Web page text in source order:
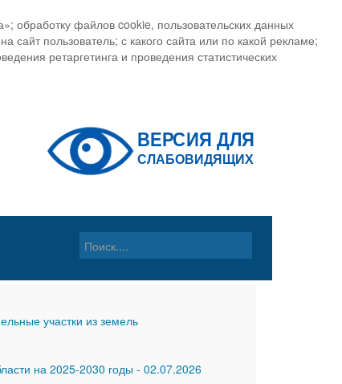
обработку файлов cookie, пользовательских данных
пользователь; с какого сайта или по какой рекламе;
ретаргетинга и проведения статистических
участки из земель
на 2025-2030 годы - 02.07.2026